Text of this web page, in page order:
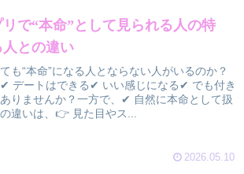
リで“本命”として見られる人の特
との違い
も“本命”になる人とならない人がいるのか？
デートはできる✔ いい感じになる✔ でも付き
りませんか？一方で、✔ 自然に本命として扱
違いは、👉 見た目やス...
2026.05.10